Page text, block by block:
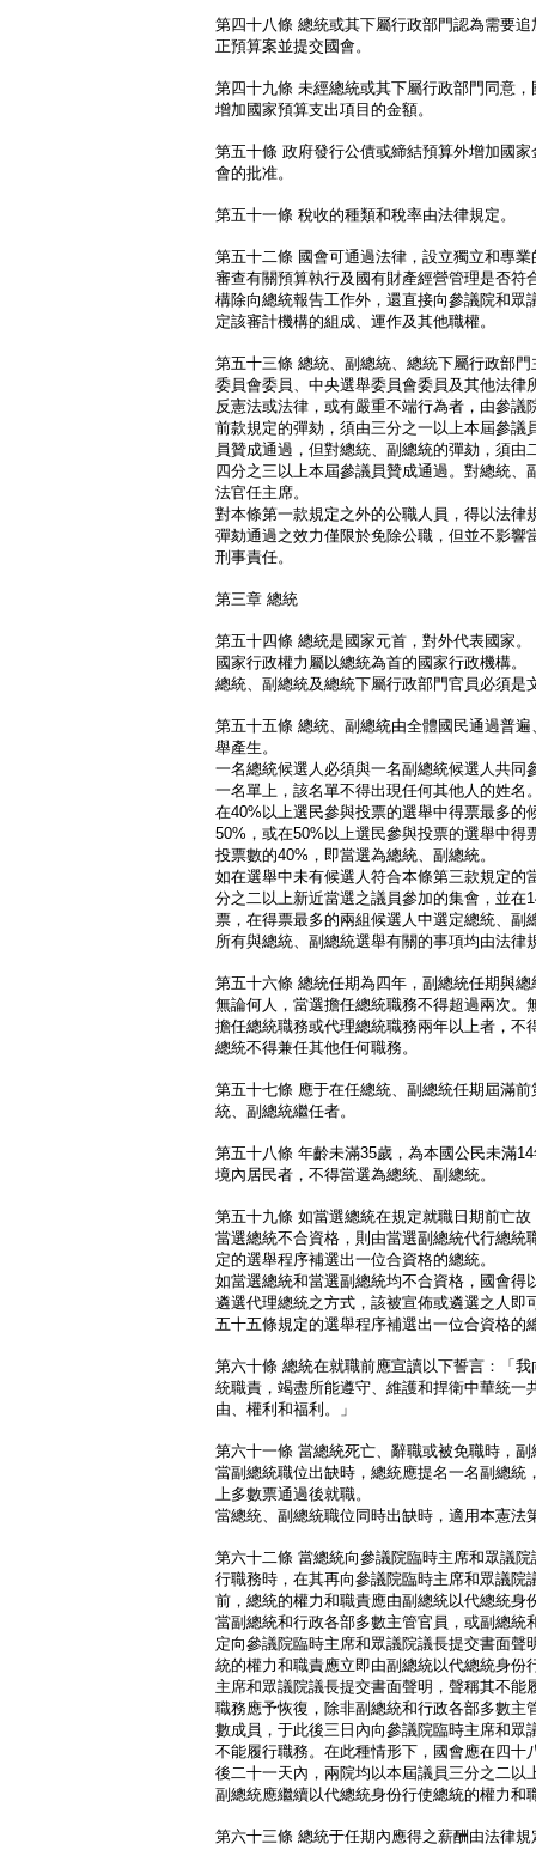
第四十八條 總統或其下屬行政部門認為需要
正預算案並提交國會。
第四十九條 未經總統或其下屬行政部門同意
增加國家預算支出項目的金額。
第五十條 政府發行公債或締結預算外增加國
會的批准。
第五十一條 稅收的種類和稅率由法律規定。
第五十二條 國會可通過法律，設立獨立和專
審查有關預算執行及國有財產經營管理是否符
構除向總統報告工作外，還直接向參議院和眾
定該審計機構的組成、運作及其他職權。
第五十三條 總統、副總統、總統下屬行政部
委員會委員、中央選舉委員會委員及其他法律
反憲法或法律，或有嚴重不端行為者，由參議
前款規定的彈劾，須由三分之一以上本屆參議
員贊成通過，但對總統、副總統的彈劾，須由
四分之三以上本屆參議員贊成通過。對總統、
法官任主席。
對本條第一款規定之外的公職人員，得以法律
彈劾通過之效力僅限於免除公職，但並不影響
刑事責任。
第三章 總統
第五十四條 總統是國家元首，對外代表國家。
國家行政權力屬以總統為首的國家行政機構。
總統、副總統及總統下屬行政部門官員必須是
第五十五條 總統、副總統由全體國民通過普
舉產生。
一名總統候選人必須與一名副總統候選人共同
一名單上，該名單不得出現任何其他人的姓名
在40%以上選民參與投票的選舉中得票最多的
50%，或在50%以上選民參與投票的選舉中得
投票數的40%，即當選為總統、副總統。
如在選舉中未有候選人符合本條第三款規定的
分之二以上新近當選之議員參加的集會，並在
票，在得票最多的兩組候選人中選定總統、副
所有與總統、副總統選舉有關的事項均由法律
第五十六條 總統任期為四年，副總統任期與總
無論何人，當選擔任總統職務不得超過兩次。
擔任總統職務或代理總統職務兩年以上者，不
總統不得兼任其他任何職務。
第五十七條 應于在任總統、副總統任期屆滿
統、副總統繼任者。
第五十八條 年齡未滿35歲，為本國公民未滿
境內居民者，不得當選為總統、副總統。
第五十九條 如當選總統在規定就職日期前亡
當選總統不合資格，則由當選副總統代行總統
定的選舉程序補選出一位合資格的總統。
如當選總統和當選副總統均不合資格，國會得
遴選代理總統之方式，該被宣佈或遴選之人即
五十五條規定的選舉程序補選出一位合資格的
第六十條 總統在就職前應宣讀以下誓言：「
統職責，竭盡所能遵守、維護和捍衛中華統一
由、權利和福利。」
第六十一條 當總統死亡、辭職或被免職時，
當副總統職位出缺時，總統應提名一名副總統
上多數票通過後就職。
當總統、副總統職位同時出缺時，適用本憲法
第六十二條 當總統向參議院臨時主席和眾議
行職務時，在其再向參議院臨時主席和眾議院
前，總統的權力和職責應由副總統以代總統身
當副總統和行政各部多數主管官員，或副總統
定向參議院臨時主席和眾議院議長提交書面聲
統的權力和職責應立即由副總統以代總統身份
主席和眾議院議長提交書面聲明，聲稱其不能
職務應予恢復，除非副總統和行政各部多數主
數成員，于此後三日內向參議院臨時主席和眾
不能履行職務。在此種情形下，國會應在四十
後二十一天內，兩院均以本屆議員三分之二以
副總統應繼續以代總統身份行使總統的權力和
第六十三條 總統于任期內應得之薪酬由法律